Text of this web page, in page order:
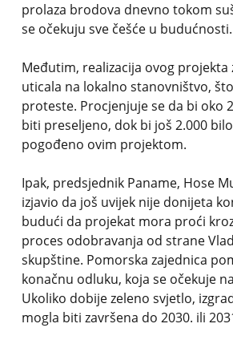
prolaza brodova dnevno tokom
se očekuju sve češće u budućnosti.
Međutim, realizacija ovog projekta
uticala na lokalno stanovništvo,
proteste. Procjenjuje se da bi oko
biti preseljeno, dok bi još 2.000
pogođeno ovim projektom.
Ipak, predsjednik Paname, Hose
izjavio da još uvijek nije donijeta
budući da projekat mora proći
proces odobravanja od strane
skupštine. Pomorska zajednica
konačnu odluku, koja se očekuje
Ukoliko dobije zeleno svjetlo,
mogla biti završena do 2030. ili